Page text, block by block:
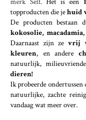
topproducten die jehuid
De producten bestaan
kokosolie,
Daarnaast zijn zevrij
kleuren, en andere
natuurlijk,
dieren!
Ik probeerde ondertussen
natuurlijke, zachte
vandaag wat meer over.